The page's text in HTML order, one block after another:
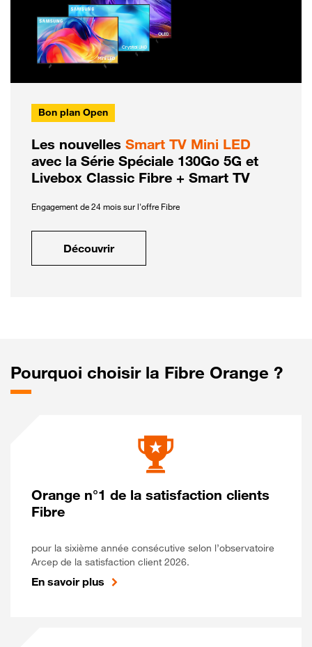
Bon plan Open
Les nouvelles Smart TV Mini LED
avec la Série Spéciale 130Go 5G et
Livebox Classic Fibre + Smart TV
Engagement de 24 mois sur l'offre Fibre
Découvrir
Pourquoi choisir la Fibre Orange ?
Orange n°1 de la satisfaction clients
Fibre
pour la sixième année consécutive selon l’observatoire
Arcep de la satisfaction client 2026.
En savoir plus